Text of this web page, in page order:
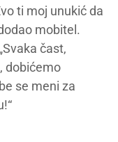
ti moj unukić da
mobitel.
čast,
dobićemo
se meni za